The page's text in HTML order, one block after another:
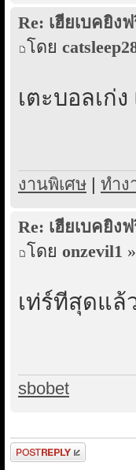
Re: เฮียเบคยิง
โดย
เตะบอลเก่
งานพิเศษ | ทําง
Re: เฮียเบคยิง
โดย onzevil1
เท่ร์ที่สุดแล้
sbobet
ตอบกระทู้